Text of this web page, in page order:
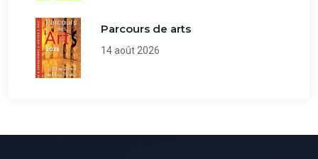
Parcours de arts
14 août 2026